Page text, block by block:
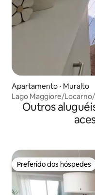
Apartamento ⋅ Muralto
Lago Maggiore/
Outros
Preferido dos hóspedes
Preferido dos hóspedes